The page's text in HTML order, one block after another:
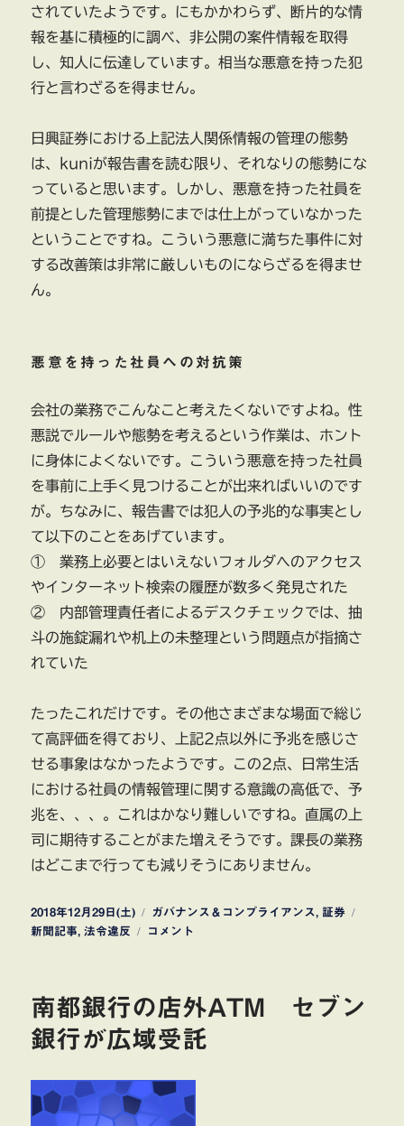
されていたようです。にもかかわらず、断片的な情
報を基に積極的に調べ、非公開の案件情報を取得
し、知人に伝達しています。相当な悪意を持った犯
行と言わざるを得ません。
日興証券における上記法人関係情報の管理の態勢
は、kuniが報告書を読む限り、それなりの態勢にな
っていると思います。しかし、悪意を持った社員を
前提とした管理態勢にまでは仕上がっていなかった
ということですね。こういう悪意に満ちた事件に対
する改善策は非常に厳しいものにならざるを得ませ
ん。
悪意を持った社員への対抗策
会社の業務でこんなこと考えたくないですよね。性
悪説でルールや態勢を考えるという作業は、ホント
に身体によくないです。こういう悪意を持った社員
を事前に上手く見つけることが出来ればいいのです
が。ちなみに、報告書では犯人の予兆的な事実とし
て以下のことをあげています。
① 業務上必要とはいえないフォルダへのアクセス
やインターネット検索の履歴が数多く発見された
② 内部管理責任者によるデスクチェックでは、抽
斗の施錠漏れや机上の未整理という問題点が指摘さ
れていた
たったこれだけです。その他さまざまな場面で総じ
て高評価を得ており、上記2点以外に予兆を感じさ
せる事象はなかったようです。この2点、日常生活
における社員の情報管理に関する意識の高低で、予
兆を、、、。これはかなり難しいですね。直属の上
司に期待することがまた増えそうです。課長の業務
はどこまで行っても減りそうにありません。
投
稿
2018年12月29日(土)
カ
テ
ガバナンス＆コンプライアンス, 証券
新聞記事,法令違反
SMBC
券
イ
ン
イ
コメント
南都銀行の店外ATM セブン
銀行が広域受託